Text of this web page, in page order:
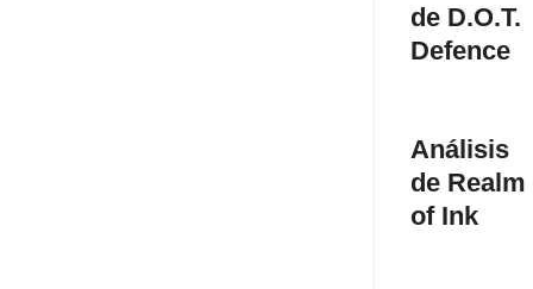
de D.O.T.
Defence
Análisis
de Realm
of Ink